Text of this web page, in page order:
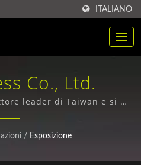
ITALIANO
Co., Ltd.
leader di Taiwan e si è
di imballaggi in
di carta e cartelle in
/ Esposizione